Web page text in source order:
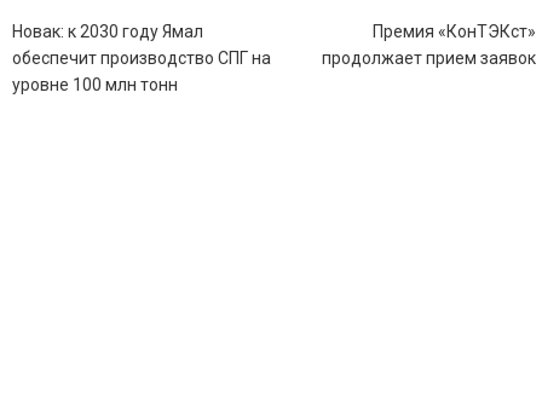
Навигация
по
записям
Новак: к 2030 году Ямал
обеспечит производство СПГ на
уровне 100 млн тонн
Премия «КонТЭКст»
продолжает прием заявок